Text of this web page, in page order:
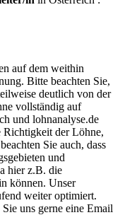
auf dem weithin
Bitte beachten Sie,
deutlich von der
vollständig auf
und lohnanalyse.de
Richtigkeit der Löhne,
Sie auch, dass
und
hier z.B. die
können. Unser
weiter optimiert.
uns gerne eine Email